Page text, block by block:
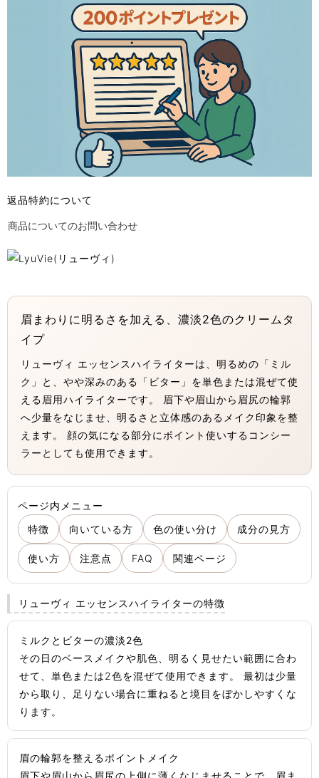
返品特約について
商品についてのお問い合わせ
眉まわりに明るさを加える、濃淡2色のクリームタ
イプ
リューヴィ エッセンスハイライターは、明るめの「ミル
ク」と、やや深みのある「ビター」を単色または混ぜて使
える眉用ハイライターです。 眉下や眉山から眉尻の輪郭
へ少量をなじませ、明るさと立体感のあるメイク印象を整
えます。 顔の気になる部分にポイント使いするコンシー
ラーとしても使用できます。
ページ内メニュー
特徴
向いている方 色の使い分け 成分の見方
使い方 注意点 FAQ 関連ページ
リューヴィ エッセンスハイライターの特徴
ミルクとビターの濃淡2色
その日のベースメイクや肌色、明るく見せたい範囲に合わ
せて、単色または2色を混ぜて使用できます。 最初は少量
から取り、足りない場合に重ねると境目をぼかしやすくな
ります。
眉の輪郭を整えるポイントメイク
眉下や眉山から眉尻の上側に薄くなじませることで、眉ま